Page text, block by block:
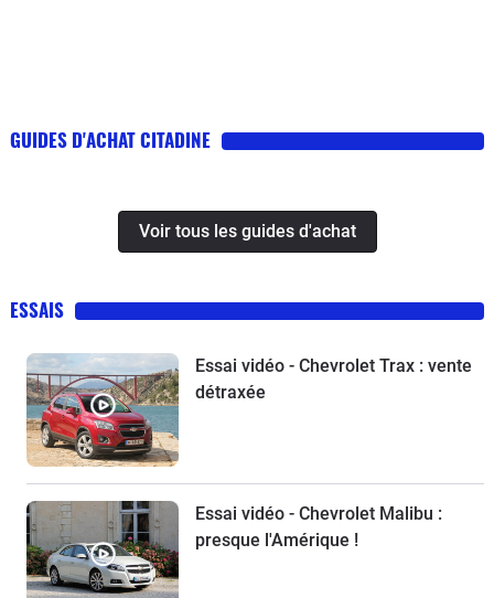
GUIDES D'ACHAT CITADINE
Voir tous les guides d'achat
ESSAIS
Essai vidéo - Chevrolet Trax : vente
détraxée
Essai vidéo - Chevrolet Malibu :
presque l'Amérique !